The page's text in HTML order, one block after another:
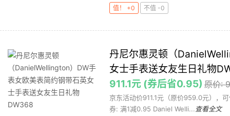
值！ +0
不值 -0
丹尼尔惠灵顿（
女士手表送女友生日礼物
911.1元 (券后省0.95) 原价:
京东活动价911.1元（原价959.0元），
券: 满1减0.95 Daniel Welli... 查看全文